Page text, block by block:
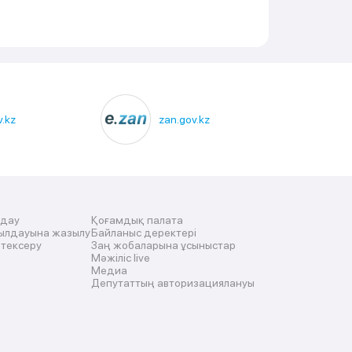
zan.gov.kz
жазылу
Қоғамдық палата
Байланыс деректері
Заң жобаларына ұсыныстар
Мәжіліс live
Медиа
Депутаттың авторизациялануы